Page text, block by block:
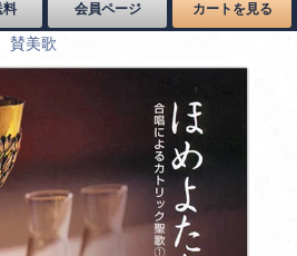
料 会員ページ カートを見る
賛美歌